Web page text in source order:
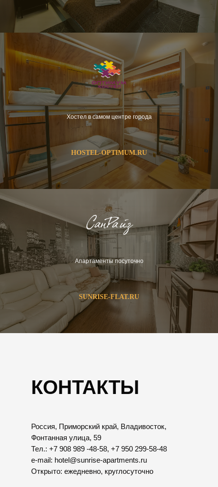
Хостел в самом центре города
HOSTEL-OPTIMUM.RU
Апартаменты посуточно
SUNRISE-FLAT.RU
Россия, Приморский край, Владивосток,
Фонтанная улица, 59
Тел.: +7 908 989 -48-58, +7 950 299-58-48
e-mail: hotel@sunrise-apartments.ru
Открыто: ежедневно, круглосуточно
КОНТАКТЫ